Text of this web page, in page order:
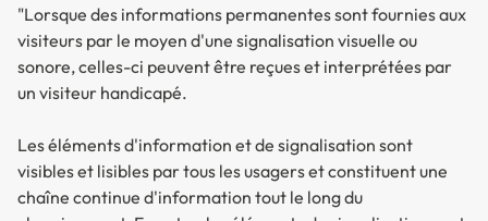
"Lorsque des informations permanentes sont fournies aux
visiteurs par le moyen d'une signalisation visuelle ou
sonore, celles-ci peuvent être reçues et interprétées par
un visiteur handicapé.
Les éléments d'information et de signalisation sont
visibles et lisibles par tous les usagers et constituent une
chaîne continue d'information tout le long du